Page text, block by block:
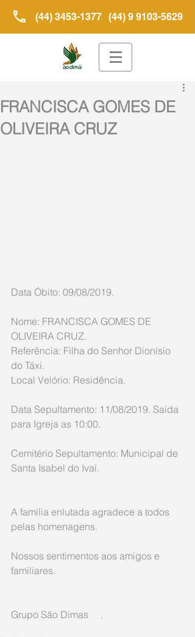
(44) 3453-1377 (44) 9 9103-5629
FRANCISCA GOMES DE
OLIVEIRA CRUZ
Data Óbito: 09/08/2019.
Nome: FRANCISCA GOMES DE
OLIVEIRA CRUZ.
Referência: Filha do Senhor Dionísio
do Táxi.
Local Velório: Residência.
Data Sepultamento: 11/08/2019. Saída
para Igreja as 10:00.
Cemitério Sepultamento: Municipal de
Santa Isabel do Ivaí.
A família enlutada agradece a todos
pelas homenagens.
Nossos sentimentos aos amigos e
familiares.
Grupo São Dimas     .